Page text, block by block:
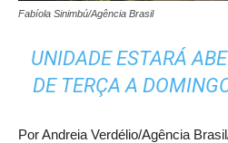
Fabíola Sinimbú/Agência Brasil
UNIDADE ESTARÁ
DE TERÇA A
Por Andreia Verdélio/Agência